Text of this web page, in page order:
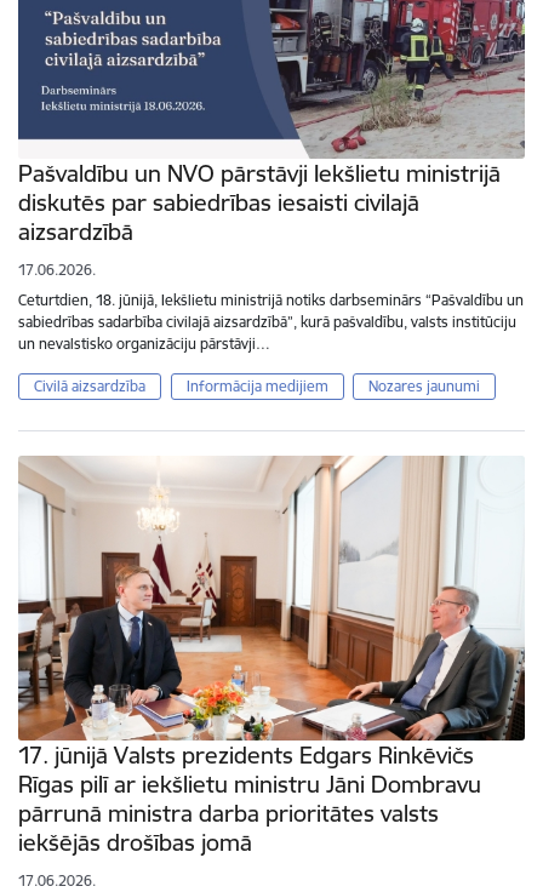
Pašvaldību un NVO pārstāvji Iekšlietu ministrijā
diskutēs par sabiedrības iesaisti civilajā
aizsardzībā
17.06.2026.
Ceturtdien, 18. jūnijā, Iekšlietu ministrijā notiks darbseminārs “Pašvaldību un
sabiedrības sadarbība civilajā aizsardzībā”, kurā pašvaldību, valsts institūciju
un nevalstisko organizāciju pārstāvji…
Civilā aizsardzība Informācija medijiem Nozares jaunumi
17. jūnijā Valsts prezidents Edgars Rinkēvičs
Rīgas pilī ar iekšlietu ministru Jāni Dombravu
pārrunā ministra darba prioritātes valsts
iekšējās drošības jomā
17.06.2026.